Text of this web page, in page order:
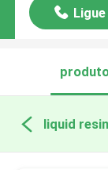
liquid